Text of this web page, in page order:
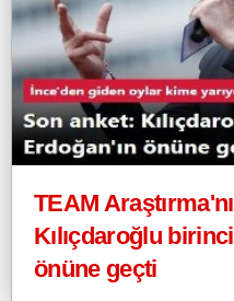
TEAM
Kılıçdaroğlu
önüne geçti